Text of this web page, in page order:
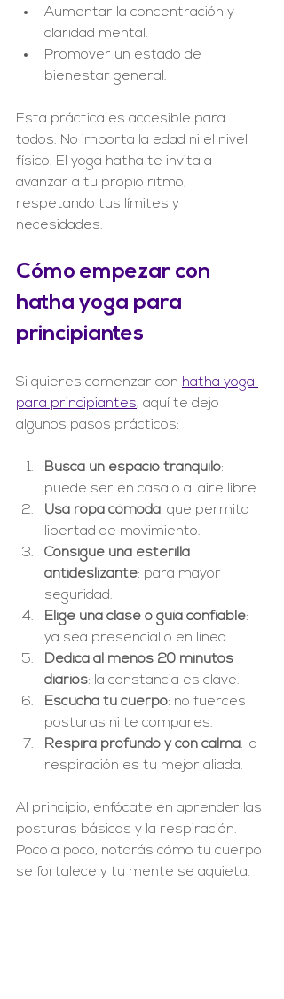
Aumentar la concentración y
claridad mental.
Promover un estado de
bienestar general.
Esta práctica es accesible para
todos. No importa la edad ni el nivel
físico. El yoga hatha te invita a
avanzar a tu propio ritmo,
respetando tus límites y
necesidades.
Cómo empezar con
hatha yoga para
principiantes
Si quieres comenzar con hatha yoga
para principiantes, aquí te dejo
algunos pasos prácticos:
Busca un espacio tranquilo:
puede ser en casa o al aire libre.
Usa ropa cómoda: que permita
libertad de movimiento.
Consigue una esterilla
antideslizante: para mayor
seguridad.
Elige una clase o guía confiable:
ya sea presencial o en línea.
Dedica al menos 20 minutos
diarios: la constancia es clave.
Escucha tu cuerpo: no fuerces
posturas ni te compares.
Respira profundo y con calma: la
respiración es tu mejor aliada.
Al principio, enfócate en aprender las
posturas básicas y la respiración.
Poco a poco, notarás cómo tu cuerpo
se fortalece y tu mente se aquieta.